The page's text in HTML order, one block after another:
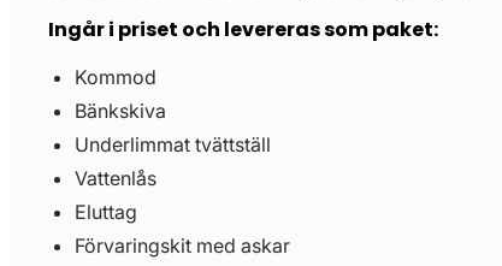
Ingår i priset och levereras som paket:
Kommod
Bänkskiva
Underlimmat tvättställ
Vattenlås
Eluttag
Förvaringskit med askar